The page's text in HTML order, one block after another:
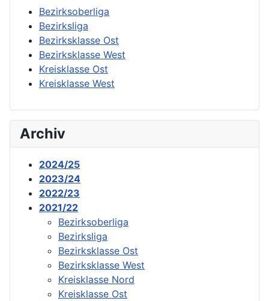
Bezirksoberliga
Bezirksliga
Bezirksklasse Ost
Bezirksklasse West
Kreisklasse Ost
Kreisklasse West
Archiv
2024/25
2023/24
2022/23
2021/22
Bezirksoberliga
Bezirksliga
Bezirksklasse Ost
Bezirksklasse West
Kreisklasse Nord
Kreisklasse Ost